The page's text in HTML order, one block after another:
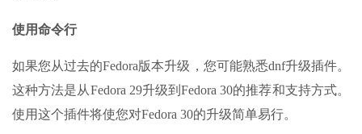
使用命令行
如果您从过去的Fedora版本升级，您可能熟悉dnf升级插件。
这种方法是从Fedora 29升级到Fedora 30的推荐和支持方式。
使用这个插件将使您对Fedora 30的升级简单易行。